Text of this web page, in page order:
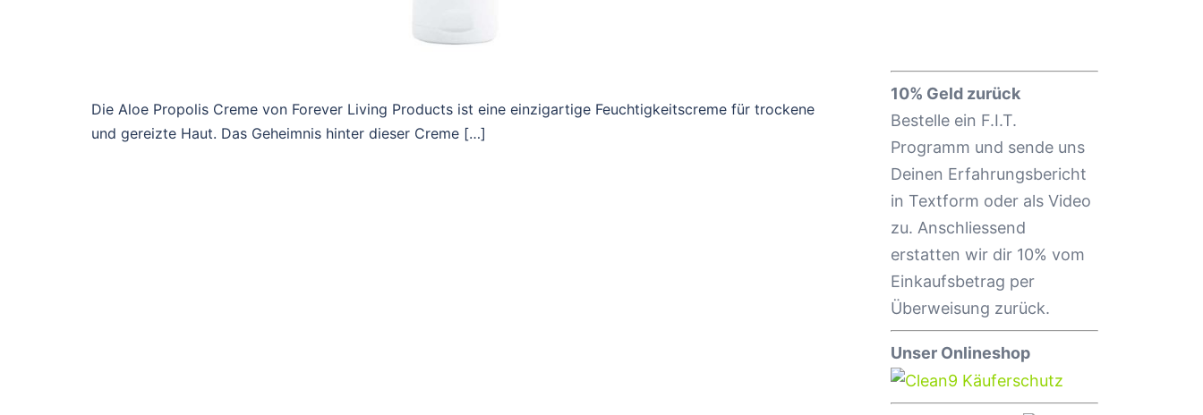
Die Aloe Propolis Creme von Forever Living Products ist eine einzigartige Feuchtigkeitscreme für trockene
und gereizte Haut. Das Geheimnis hinter dieser Creme […]
10% Geld zurück
Bestelle ein F.I.T.
Programm und sende uns
Deinen Erfahrungsbericht
in Textform oder als Video
zu. Anschliessend
erstatten wir dir 10% vom
Einkaufsbetrag per
Überweisung zurück.
Unser Onlineshop